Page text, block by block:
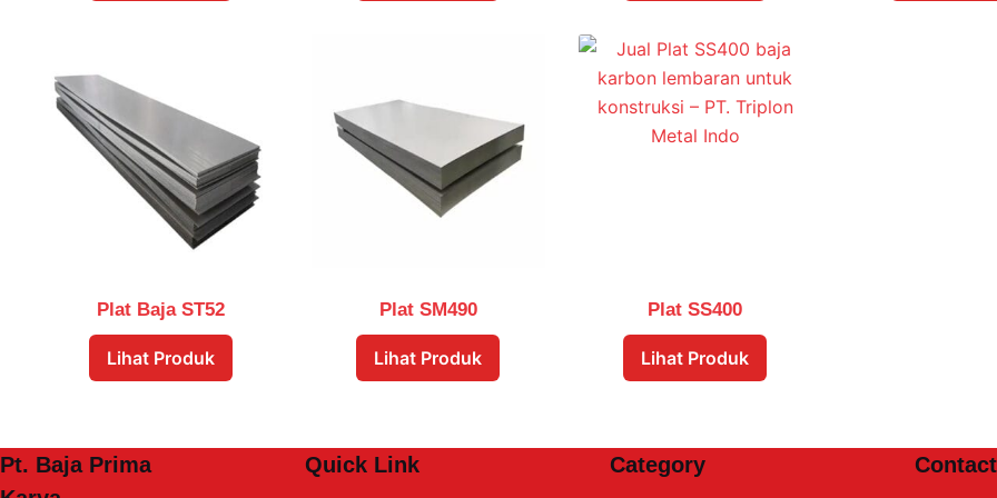
Plat Baja ST52
Lihat Produk
Plat SM490
Lihat Produk
Plat SS400
Lihat Produk
Pt. Baja Prima
Quick Link Category